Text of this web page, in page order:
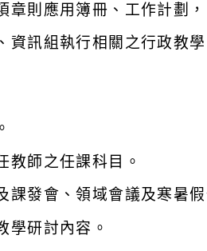
章則應用簿冊、工作計劃
資訊組執行相關之行政教
教師之任課科目。
課發會、領域會議及寒暑
學研討內容。